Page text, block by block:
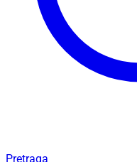
Pretraga